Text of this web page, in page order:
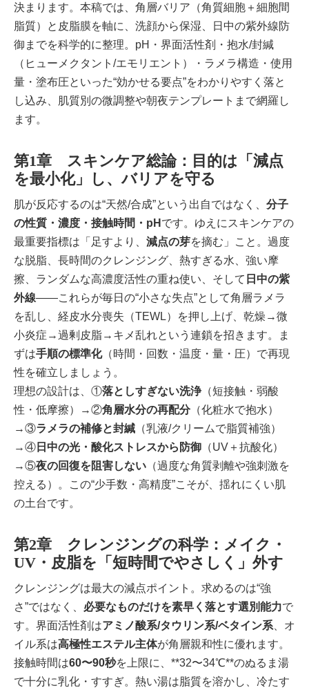
決まります。本稿では、角層バリア（角質細胞＋細胞間
脂質）と皮脂膜を軸に、洗顔から保湿、日中の紫外線防
御までを科学的に整理。pH・界面活性剤・抱水/封緘
（ヒューメクタント/エモリエント）・ラメラ構造・使用
量・塗布圧といった“効かせる要点”をわかりやすく落と
し込み、肌質別の微調整や朝夜テンプレートまで網羅し
ます。
第1章 スキンケア総論：目的は「減点
を最小化」し、バリアを守る
肌が反応するのは“天然/合成”という出自ではなく、 分子
の性質・濃度・接触時間・pH です。ゆえにスキンケアの
最重要指標は「足すより、 減点の芽を摘む」こと。過度
な脱脂、長時間のクレンジング、熱すぎる水、強い摩
擦、ランダムな高濃度活性の重ね使い、そして 日中の紫
外線――これらが毎日の“小さな失点”として角層ラメラ
を乱し、経皮水分喪失（TEWL）を押し上げ、乾燥→微
小炎症→過剰皮脂→キメ乱れという連鎖を招きます。ま
ずは手順の標準化（時間・回数・温度・量・圧）で再現
性を確立しましょう。
理想の設計は、①落としすぎない洗浄（短接触・弱酸
性・低摩擦）→②角層水分の再配分（化粧水で抱水）
→③ラメラの補修と封緘 （乳液/クリームで脂質補強）
→④ 日中の光・酸化ストレスから防御 （UV＋抗酸化）
→⑤夜の回復を阻害しない （過度な角質剥離や強刺激を
控える）。この“少手数・高精度”こそが、揺れにくい肌
の土台です。
第2章 クレンジングの科学：メイク・
UV・皮脂を「短時間でやさしく」外す
クレンジングは最大の減点ポイント。求めるのは“強
さ”ではなく、 必要なものだけを素早く落とす選別能力で
す。界面活性剤はアミノ酸系/タウリン系/ベタイン系 、オ
イル系は高極性エステル主体が角層親和性に優れます。
接触時間は60〜90秒を上限に、**32〜34℃**のぬるま湯
で十分に乳化・すすぎ。熱い湯は脂質を溶かし、冷たす